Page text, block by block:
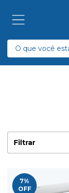
Filtrar
7%
OFF